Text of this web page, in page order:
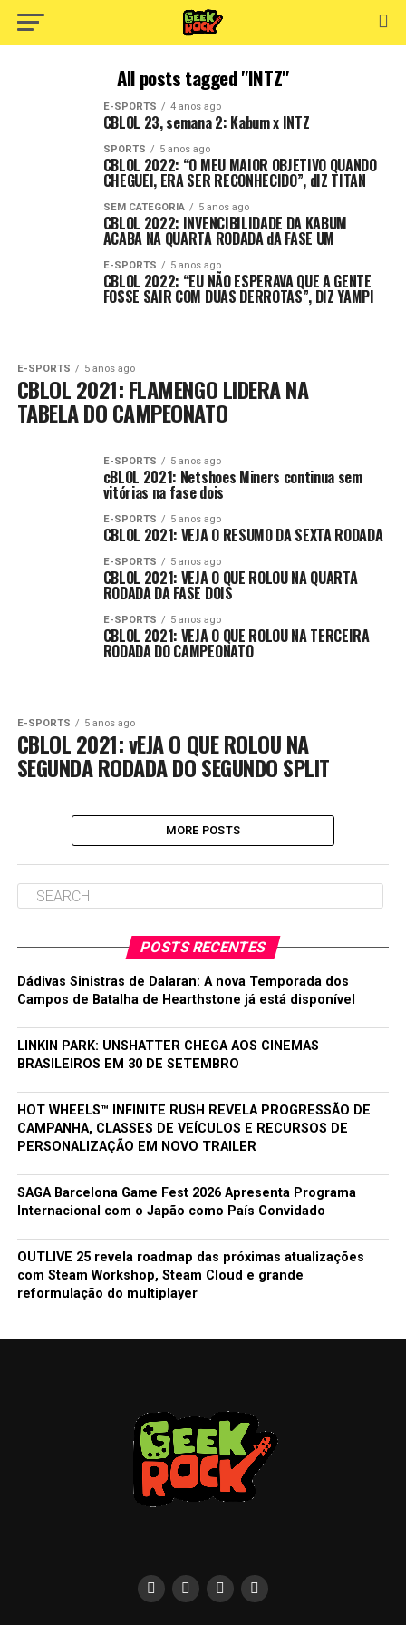
All posts tagged "INTZ"
E-SPORTS 4 anos ago
CBLOL 23, semana 2: Kabum x INTZ
SPORTS 5 anos ago
CBLOL 2022: “O MEU MAIOR OBJETIVO QUANDO
CHEGUEI, ERA SER RECONHECIDO”, dIZ TITAN
SEM CATEGORIA 5 anos ago
CBLOL 2022: INVENCIBILIDADE DA KABUM
ACABA NA QUARTA RODADA dA FASE UM
E-SPORTS 5 anos ago
CBLOL 2022: “EU NÃO ESPERAVA QUE A GENTE
FOSSE SAIR COM DUAS DERROTAS”, DIZ YAMPI
E-SPORTS 5 anos ago
CBLOL 2021: FLAMENGO LIDERA NA
TABELA DO CAMPEONATO
E-SPORTS 5 anos ago
cBLOL 2021: Netshoes Miners continua sem
vitórias na fase dois
E-SPORTS 5 anos ago
CBLOL 2021: VEJA O RESUMO DA SEXTA RODADA
E-SPORTS 5 anos ago
CBLOL 2021: VEJA O QUE ROLOU NA QUARTA
RODADA DA FASE DOIS
E-SPORTS 5 anos ago
CBLOL 2021: VEJA O QUE ROLOU NA TERCEIRA
RODADA DO CAMPEONATO
E-SPORTS 5 anos ago
CBLOL 2021: vEJA O QUE ROLOU NA
SEGUNDA RODADA DO SEGUNDO SPLIT
MORE POSTS
POSTS RECENTES
Dádivas Sinistras de Dalaran: A nova Temporada dos
Campos de Batalha de Hearthstone já está disponível
LINKIN PARK: UNSHATTER CHEGA AOS CINEMAS
BRASILEIROS EM 30 DE SETEMBRO
HOT WHEELS™ INFINITE RUSH REVELA PROGRESSÃO DE
CAMPANHA, CLASSES DE VEÍCULOS E RECURSOS DE
PERSONALIZAÇÃO EM NOVO TRAILER
SAGA Barcelona Game Fest 2026 Apresenta Programa
Internacional com o Japão como País Convidado
OUTLIVE 25 revela roadmap das próximas atualizações
com Steam Workshop, Steam Cloud e grande
reformulação do multiplayer